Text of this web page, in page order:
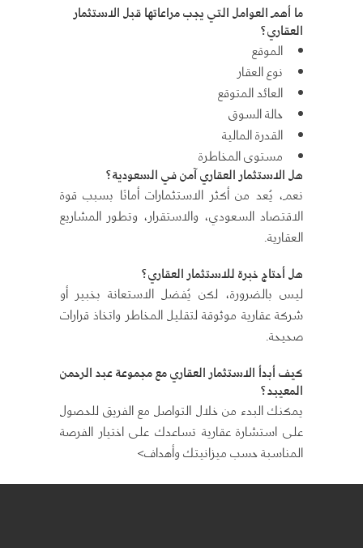
ما أهم العوامل التي يجب مراعاتها قبل الاستثمار
العقاري؟
الموقع
نوع العقار
العائد المتوقع
حالة السوق
القدرة المالية
مستوى المخاطرة
هل الاستثمار العقاري آمن في السعودية؟
نعم، يُعد من أكثر الاستثمارات أمانًا بسبب قوة
الاقتصاد السعودي، والاستقرار، وتطور المشاريع
العقارية.
هل أحتاج خبرة للاستثمار العقاري؟
ليس بالضرورة، لكن يُفضل الاستعانة بخبير أو
شركة عقارية موثوقة لتقليل المخاطر واتخاذ قرارات
صحيحة.
كيف أبدأ الاستثمار العقاري مع مجموعة عبد الرحمن
المعيبد؟
يمكنك البدء من خلال التواصل مع الفريق للحصول
على استشارة عقارية تساعدك على اختيار الفرصة
المناسبة حسب ميزانيتك وأهداف>